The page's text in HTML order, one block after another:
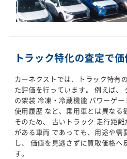
トラック特化の査定で
カーネクストでは、トラック特有
た評価を行っています。 例えば、
の架装 冷凍・冷蔵機能 パワーゲ
使用履歴 など、乗用車とは異なる
そのため、 古いトラック 走行距
がある車両 であっても、用途や需
し、 価値を見逃さずに買取価格へ
す。